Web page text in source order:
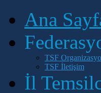
Ana
TSF
TSF İletişim
İl